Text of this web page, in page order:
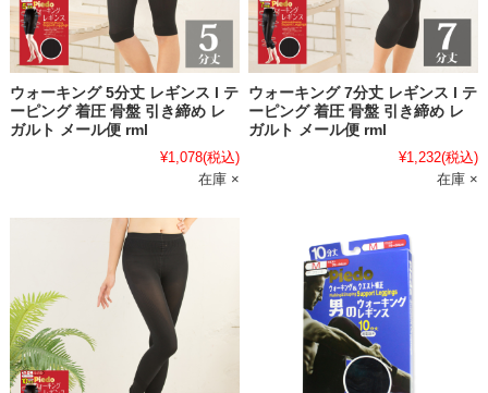
ウォーキング 5分丈 レギンス l テ
ーピング 着圧 骨盤 引き締め レ
ガルト メール便 rml
¥1,078(税込)
在庫 ×
ウォーキング 7分丈 レギンス l テ
ーピング 着圧 骨盤 引き締め レ
ガルト メール便 rml
¥1,232(税込)
在庫 ×